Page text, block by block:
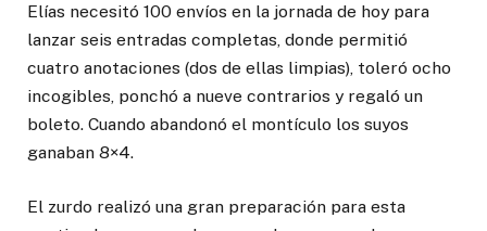
Elías necesitó 100 envíos en la jornada de hoy para
lanzar seis entradas completas, donde permitió
cuatro anotaciones (dos de ellas limpias), toleró ocho
incogibles, ponchó a nueve contrarios y regaló un
boleto. Cuando abandonó el montículo los suyos
ganaban 8×4.
El zurdo realizó una gran preparación para esta